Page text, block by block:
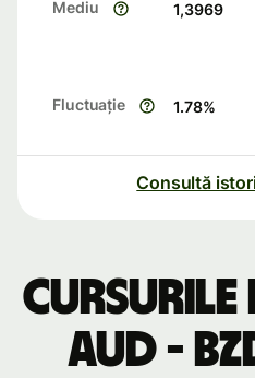
Mediu 1,3969
Fluctuație 1.78%
Consultă
Cursurile
AUD -